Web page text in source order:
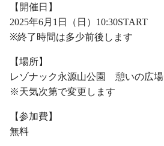
【開催日】
2025年6月1日（日）10:30START
※終了時間は多少前後します
【場所】
レゾナック永源山公園 憩いの広場
※天気次第で変更します
【参加費】
無料